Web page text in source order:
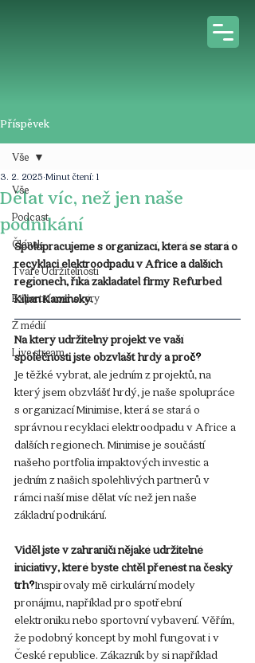
Příspěvek
Vše
Podcast
Článek
Tváře Udržitelnosti
Expertní rozhovory
Z médií
Live stream
Vše
Dělat víc, než jen naše
podnikání
3. 2. 2025 Minut čtení: 1
Spolupracujeme s organizací, která se stará o
recyklaci elektroodpadu v Africe a dalších
regionech, říká zakladatel firmy Refurbed
Kilian Kaminský.
Na který udržitelný projekt ve vaší
společnosti jste obzvlášť hrdý a proč?
Je těžké vybrat, ale jedním z projektů, na
který jsem obzvlášť hrdý, je naše spolupráce
s organizací Minimise, která se stará o
správnou recyklaci elektroodpadu v Africe a
dalších regionech. Minimise je součástí
našeho portfolia impaktových investic a
jedním z našich spolehlivých partnerů v
rámci naší mise dělat víc než jen naše
základní podnikání.
Viděl jste v zahraničí nějaké udržitelné
iniciativy, které byste chtěl přenést na český
trh?Inspirovaly mě cirkulární modely
pronájmu, například pro spotřební
elektroniku nebo sportovní vybavení. Věřím,
že podobný koncept by mohl fungovat i v
České republice. Zákazník by si například